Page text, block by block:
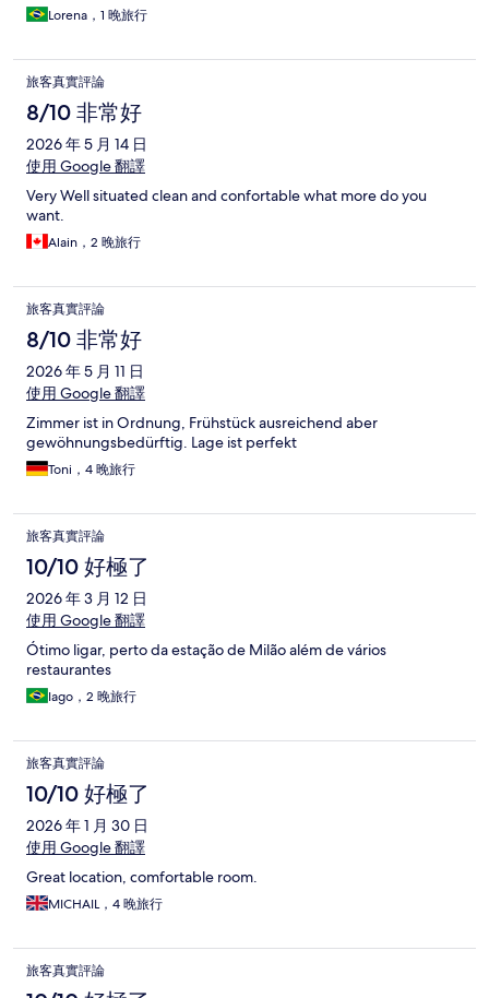
Lorena，1 晚旅行
旅客真實評論
8/10 非常好
2026 年 5 月 14 日
使用 Google 翻譯
Very Well situated clean and confortable what more do you
want.
Alain，2 晚旅行
旅客真實評論
8/10 非常好
2026 年 5 月 11 日
使用 Google 翻譯
Zimmer ist in Ordnung, Frühstück ausreichend aber
gewöhnungsbedürftig. Lage ist perfekt
Toni，4 晚旅行
旅客真實評論
10/10 好極了
2026 年 3 月 12 日
使用 Google 翻譯
Ótimo ligar, perto da estação de Milão além de vários
restaurantes
Iago，2 晚旅行
旅客真實評論
10/10 好極了
2026 年 1 月 30 日
使用 Google 翻譯
Great location, comfortable room.
MICHAIL，4 晚旅行
旅客真實評論